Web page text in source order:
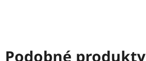
Podobné produkty